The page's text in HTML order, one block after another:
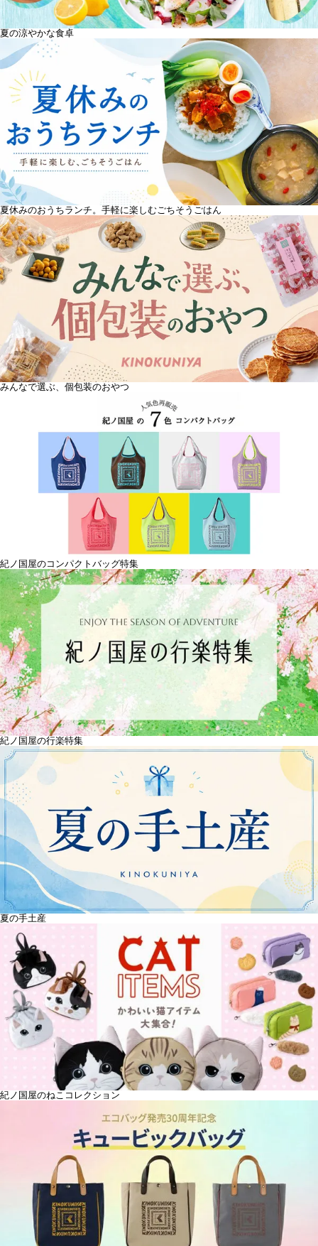
夏の涼やかな食卓
夏休みのおうちランチ。手軽に楽しむごちそうごはん
みんなで選ぶ、個包装のおやつ
紀ノ国屋のコンパクトバッグ特集
紀ノ国屋の行楽特集
夏の手土産
紀ノ国屋のねこコレクション